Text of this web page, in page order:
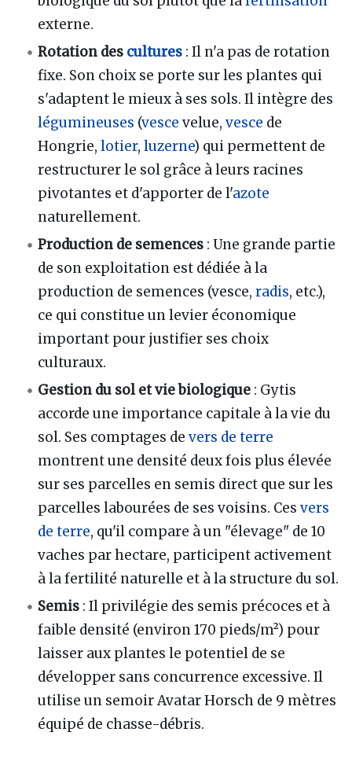
externe.
Rotation des cultures : Il n'a pas de rotation
fixe. Son choix se porte sur les plantes qui
s'adaptent le mieux à ses sols. Il intègre des
légumineuses (vesce velue,vesce de
Hongrie,lotier,luzerne) qui permettent de
restructurer le sol grâce à leurs racines
pivotantes et d'apporter de l'azote
naturellement.
Production de semences : Une grande partie
de son exploitation est dédiée à la
production de semences (vesce,radis, etc.),
ce qui constitue un levier économique
important pour justifier ses choix
culturaux.
Gestion du sol et vie biologique : Gytis
accorde une importance capitale à la vie du
sol. Ses comptages devers de terre
montrent une densité deux fois plus élevée
sur ses parcelles en semis direct que sur les
parcelles labourées de ses voisins. Cesvers
de terre, qu'il compare à un "élevage" de 10
vaches par hectare, participent activement
à la fertilité naturelle et à la structure du sol.
Semis : Il privilégie des semis précoces et à
faible densité (environ 170 pieds/m²) pour
laisser aux plantes le potentiel de se
développer sans concurrence excessive. Il
utilise un semoir Avatar Horsch de 9 mètres
équipé de chasse-débris.